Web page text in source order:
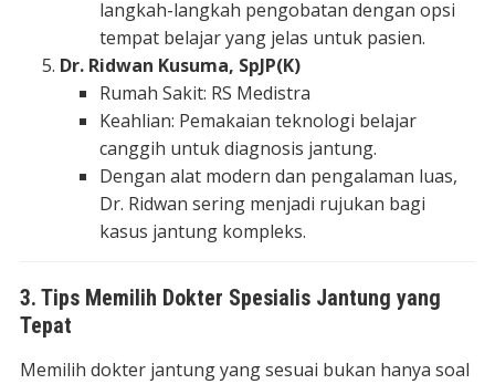
langkah-langkah pengobatan dengan opsi
tempat belajar yang jelas untuk pasien.
Dr. Ridwan Kusuma, SpJP(K)
Rumah Sakit: RS Medistra
Keahlian: Pemakaian teknologi belajar
canggih untuk diagnosis jantung.
Dengan alat modern dan pengalaman luas,
Dr. Ridwan sering menjadi rujukan bagi
kasus jantung kompleks.
3. Tips Memilih Dokter Spesialis Jantung yang
Tepat
Memilih dokter jantung yang sesuai bukan hanya soal